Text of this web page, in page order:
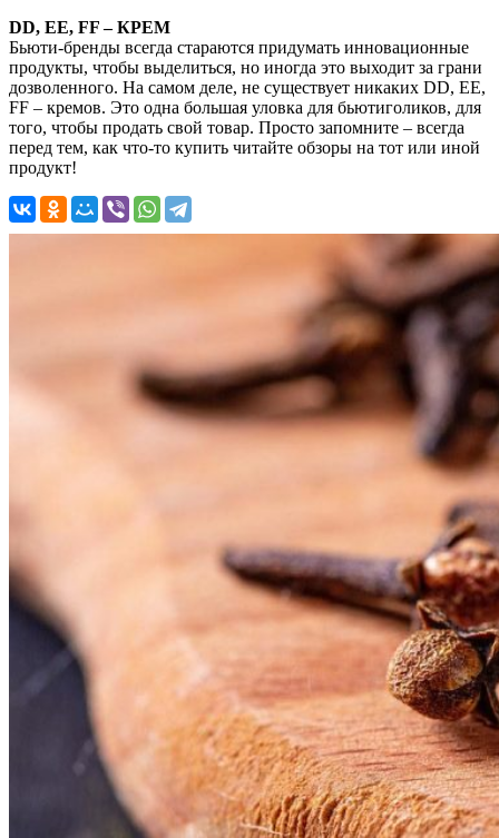
DD, EE, FF – КРЕМ
Бьюти-бренды всегда стараются придумать инновационные
продукты, чтобы выделиться, но иногда это выходит за грани
дозволенного. На самом деле, не существует никаких DD, EE,
FF – кремов. Это одна большая уловка для бьютиголиков, для
того, чтобы продать свой товар. Просто запомните – всегда
перед тем, как что-то купить читайте обзоры на тот или иной
продукт!